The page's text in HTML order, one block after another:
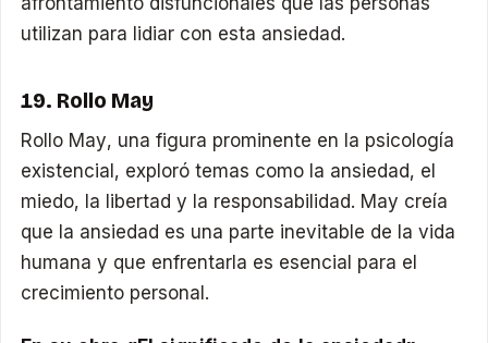
utilizan para lidiar con esta ansiedad.
19. Rollo May
Rollo May, una figura prominente en la psicología
existencial, exploró temas como la ansiedad, el
miedo, la libertad y la responsabilidad. May creía
que la ansiedad es una parte inevitable de la vida
humana y que enfrentarla es esencial para el
crecimiento personal.